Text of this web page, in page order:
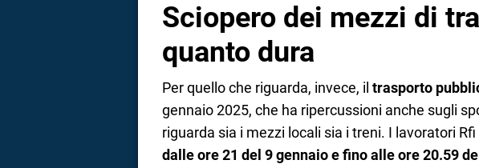
Sciopero dei mezzi di
quanto dura
Per quello che riguarda, invece, il trasporto
gennaio 2025, che ha ripercussioni anche sugli
riguarda sia i mezzi locali sia i treni. I lavoratori
dalle ore 21 del 9 gennaio e fino alle ore 20.59